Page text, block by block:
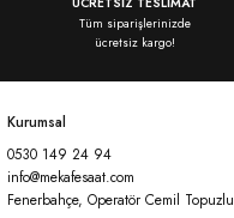
Bu ürüne benzer farklı
Tüm siparişlerinizde
ücretsiz kargo!
Kurumsal
0530 149 24 94
info@mekafesaat.com
Fenerbahçe, Operatör Cemil